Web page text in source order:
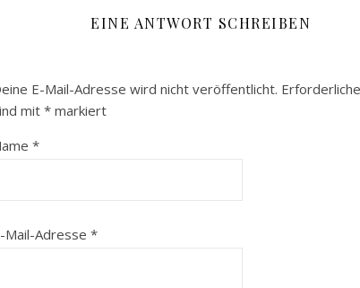
EINE ANTWORT SCHREIBEN
E-Mail-Adresse wird nicht veröffentlicht.
mit* markiert
*
Mail-Adresse *